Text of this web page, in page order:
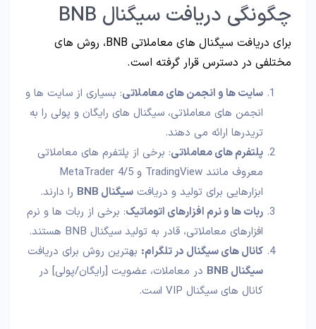
چگونگی دریافت سیگنال BNB
برای دریافت سیگنال‌ های معاملاتی BNB، روش های
مختلفی در دسترس قرار گرفته است.
سایت‌ ها و انجمن‌ های معاملاتی: بسیاری از سایت‌ ها و
انجمن‌ های معاملاتی، سیگنال‌ های رایگان و پولی را به
تریدرها ارائه می‌ دهند.
پلتفرم‌ های معاملاتی: برخی از پلتفرم‌ های معاملاتی
معروف مانند TradingView و MetaTrader 4/5
ابزارهایی برای تولید و دریافت سیگنال‌ BNB
را دارند.
ربات‌ ها و نرم‌ افزارهای اتوماتیک: برخی از ربات‌ ها و نرم‌
افزارهای معاملاتی، قادر به تولید سیگنال‌ BNB هستند.
کانال های سیگنال در تلگرام: بهترین روش برای دریافت
سیگنال BNB
در معاملات، عضویت [رایگان/پولی] در
کانال های سیگنال VIP است.